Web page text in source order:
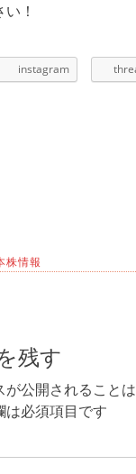
！
instagram
株情報
残す
公開されることは
は必須項目です